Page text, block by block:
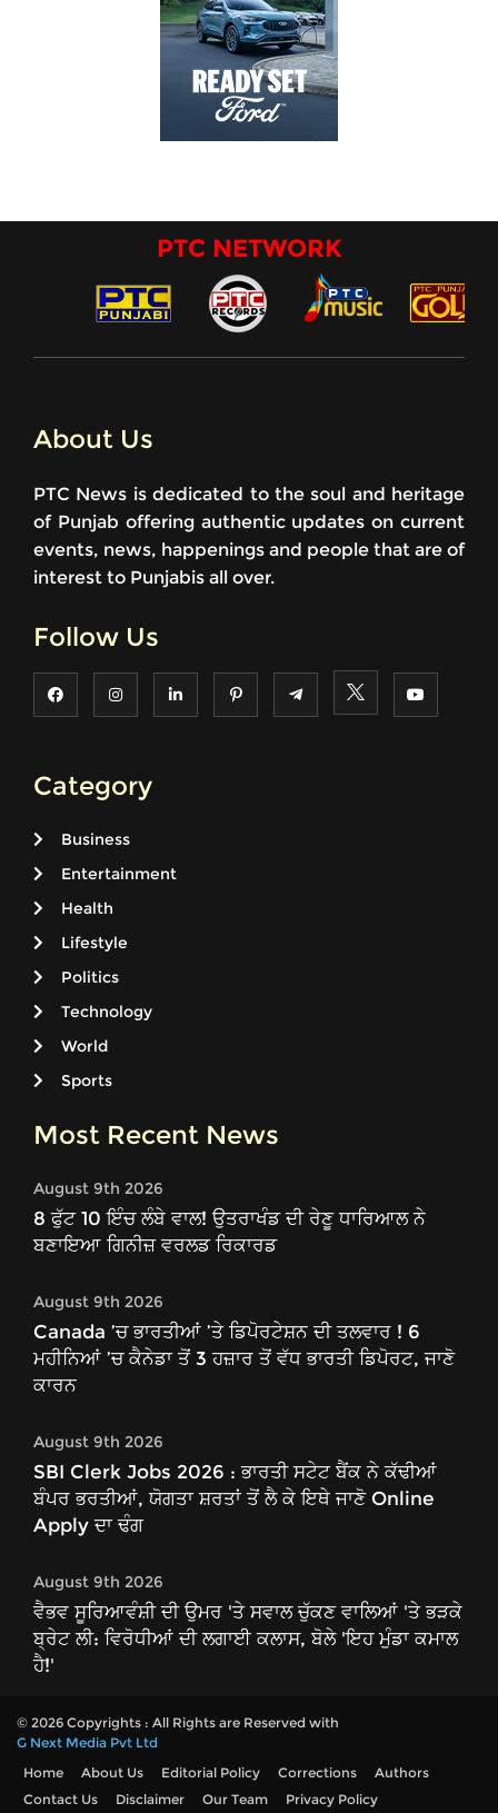
PTC NETWORK
About Us
PTC News is dedicated to the soul and heritage
of Punjab offering authentic updates on current
events, news, happenings and people that are of
interest to Punjabis all over.
Follow Us
Category
Business
Entertainment
Health
Lifestyle
Politics
Technology
World
Sports
Most Recent News
August 9th 2026
8 ਫੁੱਟ 10 ਇੰਚ ਲੰਬੇ ਵਾਲ! ਉਤਰਾਖੰਡ ਦੀ ਰੇਣੂ ਧਾਰਿਆਲ ਨੇ
ਬਣਾਇਆ ਗਿਨੀਜ਼ ਵਰਲਡ ਰਿਕਾਰਡ
August 9th 2026
Canada ’ਚ ਭਾਰਤੀਆਂ ’ਤੇ ਡਿਪੋਰਟੇਸ਼ਨ ਦੀ ਤਲਵਾਰ ! 6
ਮਹੀਨਿਆਂ ’ਚ ਕੈਨੇਡਾ ਤੋਂ 3 ਹਜ਼ਾਰ ਤੋਂ ਵੱਧ ਭਾਰਤੀ ਡਿਪੋਰਟ, ਜਾਣੋ
ਕਾਰਨ
August 9th 2026
SBI Clerk Jobs 2026 : ਭਾਰਤੀ ਸਟੇਟ ਬੈਂਕ ਨੇ ਕੱਢੀਆਂ
ਬੰਪਰ ਭਰਤੀਆਂ, ਯੋਗਤਾ ਸ਼ਰਤਾਂ ਤੋਂ ਲੈ ਕੇ ਇਥੇ ਜਾਣੋ Online
Apply ਦਾ ਢੰਗ
August 9th 2026
ਵੈਭਵ ਸੂਰਿਆਵੰਸ਼ੀ ਦੀ ਉਮਰ 'ਤੇ ਸਵਾਲ ਚੁੱਕਣ ਵਾਲਿਆਂ 'ਤੇ ਭੜਕੇ
ਬ੍ਰੇਟ ਲੀ: ਵਿਰੋਧੀਆਂ ਦੀ ਲਗਾਈ ਕਲਾਸ, ਬੋਲੇ 'ਇਹ ਮੁੰਡਾ ਕਮਾਲ
ਹੈ!'
© 2026 Copyrights : All Rights are Reserved with
G Next Media Pvt Ltd
Home
About Us Editorial Policy Corrections
Authors
Contact Us
Disclaimer Our Team Privacy Policy